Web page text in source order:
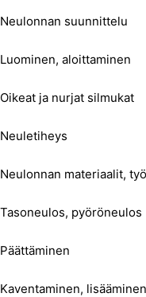
Neulonnan suunnittelu
Luominen, aloittaminen
Oikeat ja nurjat silmukat
Neuletiheys
Neulonnan materiaalit,
Tasoneulos, pyöröneulos
Päättäminen
Kaventaminen, lisääminen